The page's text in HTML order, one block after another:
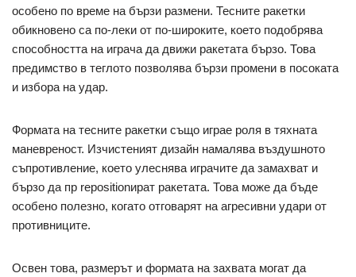
особено по време на бързи размени. Тесните ракетки
обикновено са по-леки от по-широките, което подобрява
способността на играча да движи ракетата бързо. Това
предимство в теглото позволява бързи промени в посоката
и избора на удар.
Формата на тесните ракетки също играе роля в тяхната
маневреност. Изчистеният дизайн намалява въздушното
съпротивление, което улеснява играчите да замахват и
бързо да пр repositionират ракетата. Това може да бъде
особено полезно, когато отговарят на агресивни удари от
противниците.
Освен това, размерът и формата на захвата могат да